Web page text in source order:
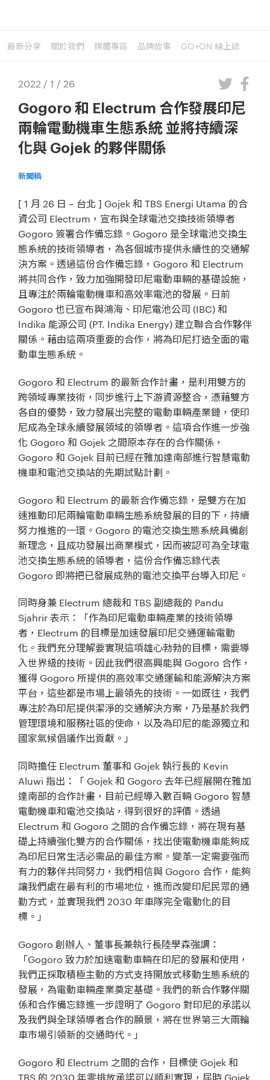
最新分享 關於我們 媒體專區 品牌故事 GO+ON 線上誌
2022 / 1 / 26
Gogoro 和 Electrum 合作發展印尼
兩輪電動機車生態系統 並將持續深
化與 Gojek 的夥伴關係
新聞稿
[ 1 月 26 日 – 台北 ] Gojek 和 TBS Energi Utama 的合
資公司 Electrum，宣布與全球電池交換技術領導者
Gogoro 簽署合作備忘錄。Gogoro 是全球電池交換生
態系統的技術領導者，為各個城市提供永續性的交通解
決方案。透過這份合作備忘錄，Gogoro 和 Electrum
將共同合作，致力加強開發印尼電動車輛的基礎設施，
且專注於兩輪電動機車和高效率電池的發展。日前
Gogoro 也已宣布與鴻海、印尼電池公司 (IBC) 和
Indika 能源公司 (PT. Indika Energy) 建立聯合合作夥伴
關係。藉由這兩項重要的合作，將為印尼打造全面的電
動車生態系統。
Gogoro 和 Electrum 的最新合作計畫，是利用雙方的
跨領域專業技術，同步進行上下游資源整合，憑藉雙方
各自的優勢，致力發展出完整的電動車輛產業鏈，使印
尼成為全球永續發展領域的領導者。這項合作進一步強
化 Gogoro 和 Gojek 之間原本存在的合作關係，
Gogoro 和 Gojek 目前已經在雅加達南部進行智慧電動
機車和電池交換站的先期試點計劃。
Gogoro 和 Electrum 的最新合作備忘錄，是雙方在加
速推動印尼兩輪電動車輛生態系統發展的目的下，持續
努力推進的一環。Gogoro 的電池交換生態系統具備創
新理念，且成功發展出商業模式，因而被認可為全球電
池交換生態系統的領導者，這份合作備忘錄代表
Gogoro 即將把已發展成熟的電池交換平台導入印尼。
同時身兼 Electrum 總裁和 TBS 副總裁的 Pandu
Sjahrir 表示：「作為印尼電動車輛產業的技術領導
者，Electrum 的目標是加速發展印尼交通運輸電動
化。我們充分理解要實現這項雄心勃勃的目標，需要導
入世界級的技術。因此我們很高興能與 Gogoro 合作，
獲得 Gogoro 所提供的高效率交通運輸和能源解決方案
平台，這些都是市場上最領先的技術。一如既往，我們
專注於為印尼提供潔淨的交通解決方案，乃是基於我們
管理環境和服務社區的使命，以及為印尼的能源獨立和
國家氣候倡議作出貢獻。」
同時擔任 Electrum 董事和 Gojek 執行長的 Kevin
Aluwi 指出：「 Gojek 和 Gogoro 去年已經展開在雅加
達南部的合作計畫，目前已經導入數百輛 Gogoro 智慧
電動機車和電池交換站，得到很好的評價。透過
Electrum 和 Gogoro 之間的合作備忘錄，將在現有基
礎上持續強化雙方的合作關係，找出使電動機車能夠成
為印尼日常生活必需品的最佳方案。變革一定需要強而
有力的夥伴共同努力，我們相信與 Gogoro 合作，能夠
讓我們處在最有利的市場地位，進而改變印尼民眾的通
勤方式，並實現我們 2030 年車隊完全電動化的目
標。」
Gogoro 創辦人、董事長兼執行長陸學森強調：
「Gogoro 致力於加速電動車輛在印尼的發展和使用，
我們正採取積極主動的方式支持開放式移動生態系統的
發展，為電動車輛產業奠定基礎。我們的新合作夥伴關
係和合作備忘錄進一步證明了 Gogoro 對印尼的承諾以
及我們與全球領導者合作的願景，將在世界第三大兩輪
車市場引領新的交通時代。」
Gogoro 和 Electrum 之間的合作，目標使 Gojek 和
TBS 的 2030 年零排放承諾可以順利實現，屆時 Gojek